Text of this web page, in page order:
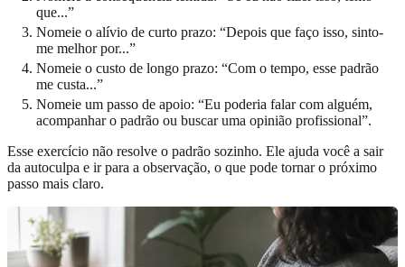
que...”
Nomeie o alívio de curto prazo: “Depois que faço isso, sinto-
me melhor por...”
Nomeie o custo de longo prazo: “Com o tempo, esse padrão
me custa...”
Nomeie um passo de apoio: “Eu poderia falar com alguém,
acompanhar o padrão ou buscar uma opinião profissional”.
Esse exercício não resolve o padrão sozinho. Ele ajuda você a sair
da autoculpa e ir para a observação, o que pode tornar o próximo
passo mais claro.